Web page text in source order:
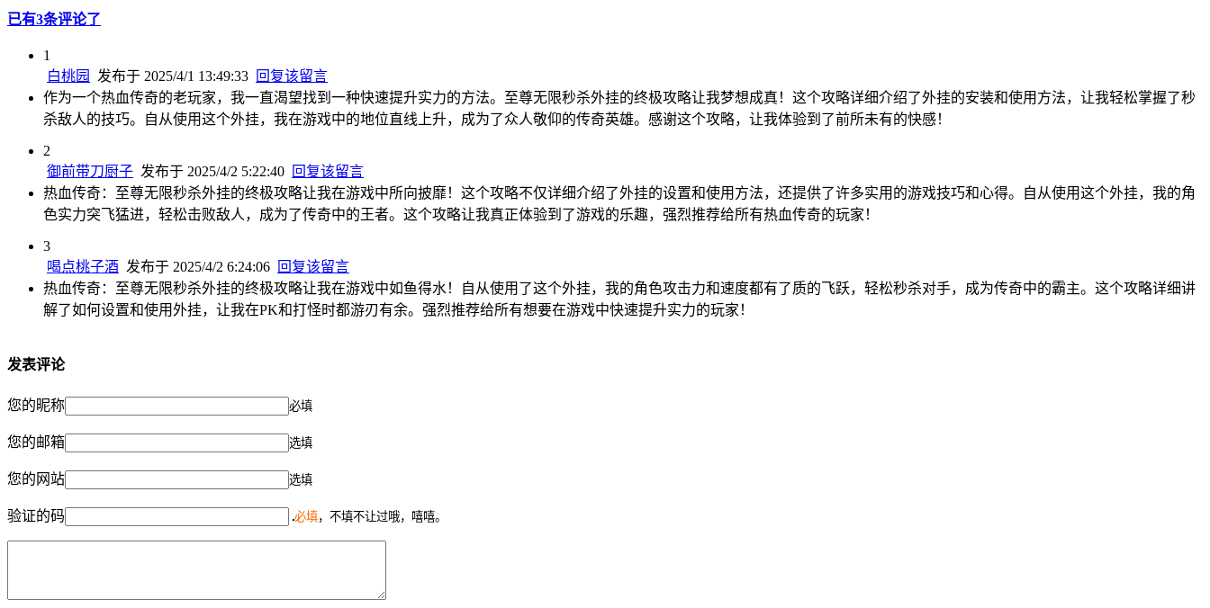
已有3条评论了
1
白桃园
发布于 2025/4/1 13:49:33 回复该留言
作为一个热血传奇的老玩家，我一直渴望找到一种快速提升实力的方法。至尊无限秒杀外挂的终极攻略让我梦想成真！这个攻略详细介绍了外挂的安装和使用方法，让我轻松掌握了秒
杀敌人的技巧。自从使用这个外挂，我在游戏中的地位直线上升，成为了众人敬仰的传奇英雄。感谢这个攻略，让我体验到了前所未有的快感！
2
御前带刀厨子 发布于 2025/4/2 5:22:40 回复该留言
热血传奇：至尊无限秒杀外挂的终极攻略让我在游戏中所向披靡！这个攻略不仅详细介绍了外挂的设置和使用方法，还提供了许多实用的游戏技巧和心得。自从使用这个外挂，我的角
色实力突飞猛进，轻松击败敌人，成为了传奇中的王者。这个攻略让我真正体验到了游戏的乐趣，强烈推荐给所有热血传奇的玩家！
3
喝点桃子酒 发布于 2025/4/2 6:24:06 回复该留言
热血传奇：至尊无限秒杀外挂的终极攻略让我在游戏中如鱼得水！自从使用了这个外挂，我的角色攻击力和速度都有了质的飞跃，轻松秒杀对手，成为传奇中的霸主。这个攻略详细讲
解了如何设置和使用外挂，让我在PK和打怪时都游刃有余。强烈推荐给所有想要在游戏中快速提升实力的玩家！
发表评论
您的昵称 必填
您的邮箱 选填
您的网站 选填
验证的码 必填，不填不让过哦，嘻嘻。